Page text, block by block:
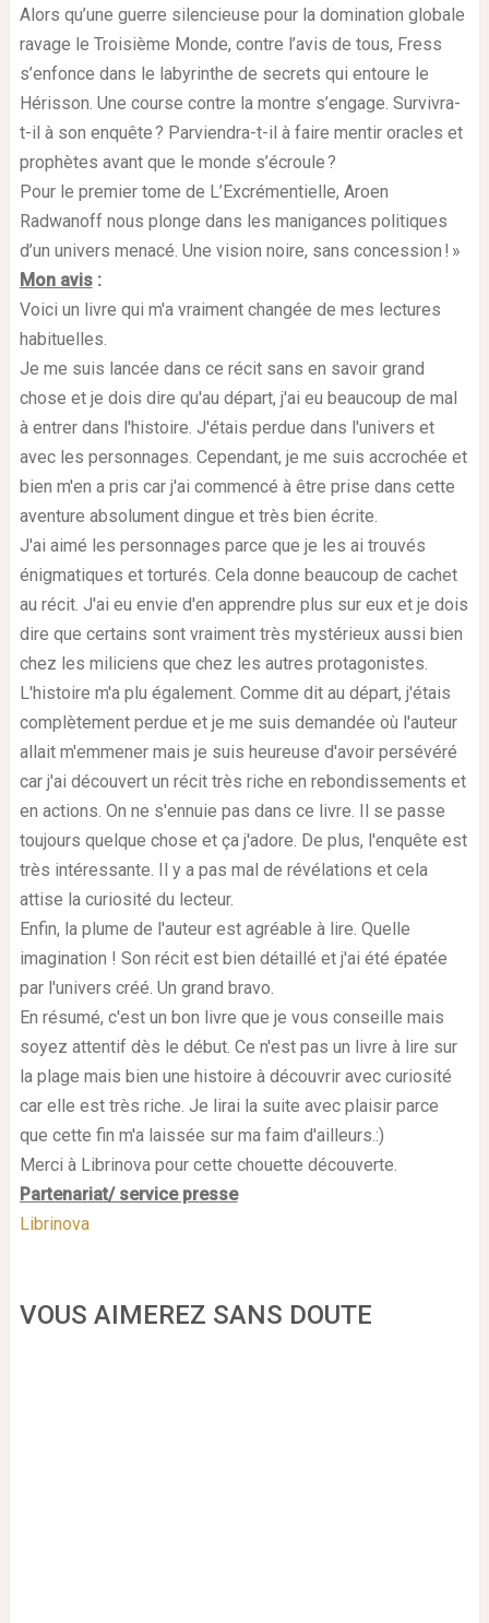
Alors qu’une guerre silencieuse pour la domination globale
ravage le Troisième Monde, contre l’avis de tous, Fress
s’enfonce dans le labyrinthe de secrets qui entoure le
Hérisson. Une course contre la montre s’engage. Survivra-
t-il à son enquête ? Parviendra-t-il à faire mentir oracles et
prophètes avant que le monde s’écroule ?
Pour le premier tome de L’Excrémentielle, Aroen
Radwanoff nous plonge dans les manigances politiques
d’un univers menacé. Une vision noire, sans concession ! »
Mon avis:
Voici un livre qui m'a vraiment changée de mes lectures
habituelles.
Je me suis lancée dans ce récit sans en savoir grand
chose et je dois dire qu'au départ, j'ai eu beaucoup de mal
à entrer dans l'histoire. J'étais perdue dans l'univers et
avec les personnages. Cependant, je me suis accrochée et
bien m'en a pris car j'ai commencé à être prise dans cette
aventure absolument dingue et très bien écrite.
J'ai aimé les personnages parce que je les ai trouvés
énigmatiques et torturés. Cela donne beaucoup de cachet
au récit. J'ai eu envie d'en apprendre plus sur eux et je dois
dire que certains sont vraiment très mystérieux aussi bien
chez les miliciens que chez les autres protagonistes.
L'histoire m'a plu également. Comme dit au départ, j'étais
complètement perdue et je me suis demandée où l'auteur
allait m'emmener mais je suis heureuse d'avoir persévéré
car j'ai découvert un récit très riche en rebondissements et
en actions. On ne s'ennuie pas dans ce livre. Il se passe
toujours quelque chose et ça j'adore. De plus, l'enquête est
très intéressante. Il y a pas mal de révélations et cela
attise la curiosité du lecteur.
Enfin, la plume de l'auteur est agréable à lire. Quelle
imagination ! Son récit est bien détaillé et j'ai été épatée
par l'univers créé. Un grand bravo.
En résumé, c'est un bon livre que je vous conseille mais
soyez attentif dès le début. Ce n'est pas un livre à lire sur
la plage mais bien une histoire à découvrir avec curiosité
car elle est très riche. Je lirai la suite avec plaisir parce
que cette fin m'a laissée sur ma faim d'ailleurs.:)
Merci à Librinova pour cette chouette découverte.
Partenariat/ service presse
Librinova
VOUS AIMEREZ SANS DOUTE